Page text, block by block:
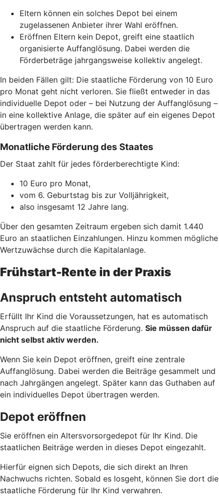
Eltern können ein solches Depot bei einem
zugelassenen Anbieter ihrer Wahl eröffnen.
Eröffnen Eltern kein Depot, greift eine staatlich
organisierte Auffanglösung. Dabei werden die
Förderbeträge jahrgangsweise kollektiv angelegt.
In beiden Fällen gilt: Die staatliche Förderung von 10 Euro
pro Monat geht nicht verloren. Sie fließt entweder in das
individuelle Depot oder – bei Nutzung der Auffanglösung –
in eine kollektive Anlage, die später auf ein eigenes Depot
übertragen werden kann.
Monatliche Förderung des Staates
Der Staat zahlt für jedes förderberechtigte Kind:
10 Euro pro Monat,
vom 6. Geburtstag bis zur Volljährigkeit,
also insgesamt 12 Jahre lang.
Über den gesamten Zeitraum ergeben sich damit 1.440
Euro an staatlichen Einzahlungen. Hinzu kommen mögliche
Wertzuwächse durch die Kapitalanlage.
Frühstart-Rente in der Praxis
Anspruch entsteht automatisch
Erfüllt Ihr Kind die Voraussetzungen, hat es automatisch
Anspruch auf die staatliche Förderung. Sie müssen dafür
nicht selbst aktiv werden.
Wenn Sie kein Depot eröffnen, greift eine zentrale
Auffanglösung. Dabei werden die Beiträge gesammelt und
nach Jahrgängen angelegt. Später kann das Guthaben auf
ein individuelles Depot übertragen werden.
Depot eröffnen
Sie eröffnen ein Altersvorsorgedepot für Ihr Kind. Die
staatlichen Beiträge werden in dieses Depot eingezahlt.
Hierfür eignen sich Depots, die sich direkt an Ihren
Nachwuchs richten. Sobald es losgeht, können Sie dort die
staatliche Förderung für Ihr Kind verwahren.